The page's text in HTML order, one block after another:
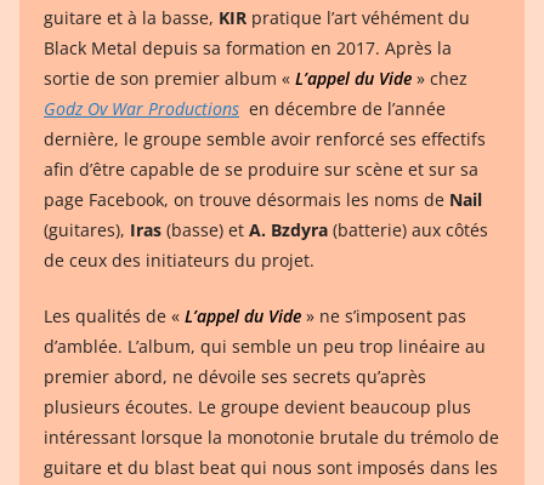
guitare et à la basse, KIR pratique l’art véhément du
Black Metal depuis sa formation en 2017. Après la
sortie de son premier album « L’appel du Vide » chez
Godz Ov War Productions en décembre de l’année
dernière, le groupe semble avoir renforcé ses effectifs
afin d’être capable de se produire sur scène et sur sa
page Facebook, on trouve désormais les noms de Nail
(guitares), Iras (basse) et A. Bzdyra (batterie) aux côtés
de ceux des initiateurs du projet.
Les qualités de « L’appel du Vide » ne s’imposent pas
d’amblée. L’album, qui semble un peu trop linéaire au
premier abord, ne dévoile ses secrets qu’après
plusieurs écoutes. Le groupe devient beaucoup plus
intéressant lorsque la monotonie brutale du trémolo de
guitare et du blast beat qui nous sont imposés dans les